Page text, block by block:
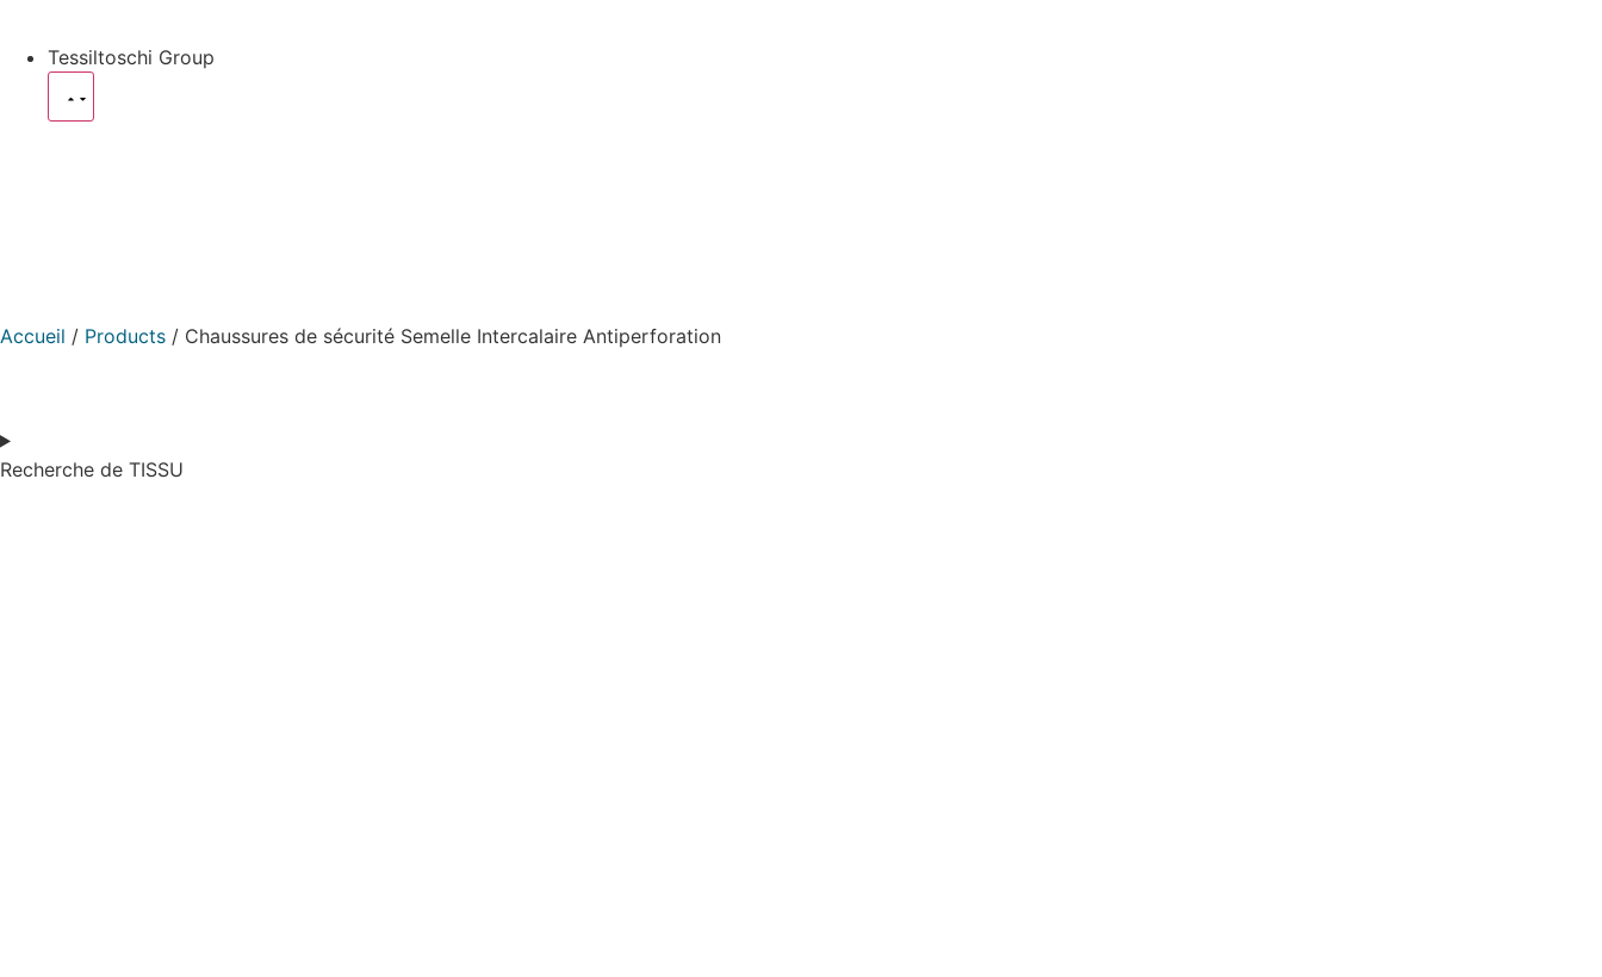
Tessiltoschi Group
Accueil / Products / Chaussures de sécurité Semelle Intercalaire Antiperforation
Recherche de TISSU